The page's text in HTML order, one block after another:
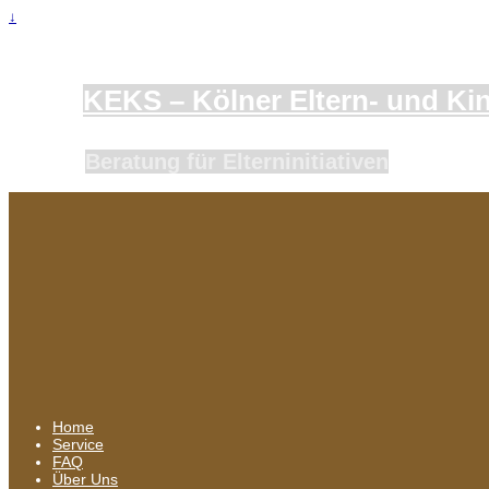
↓
KEKS – Kölner Eltern- und
Home
Service
FAQ
Über Uns